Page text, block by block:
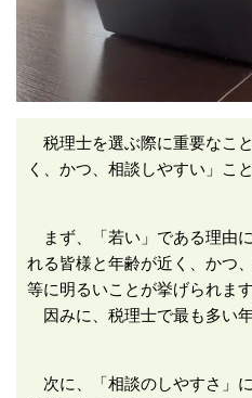
税理士を選ぶ際に重要なこ
く、かつ、相談しやすい」こ
まず、「若い」である理由
れる皆様と年齢が近く、かつ
等に明るいことが挙げられます
因みに、税理士で最も多い
次に、「相談のしやすさ」